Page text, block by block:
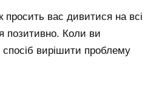
просить вас дивитися на всі
позитивно. Коли ви
спосіб вирішити проблему